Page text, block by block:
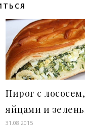
Пирог с лососем,
яйцами и
31.08.2015